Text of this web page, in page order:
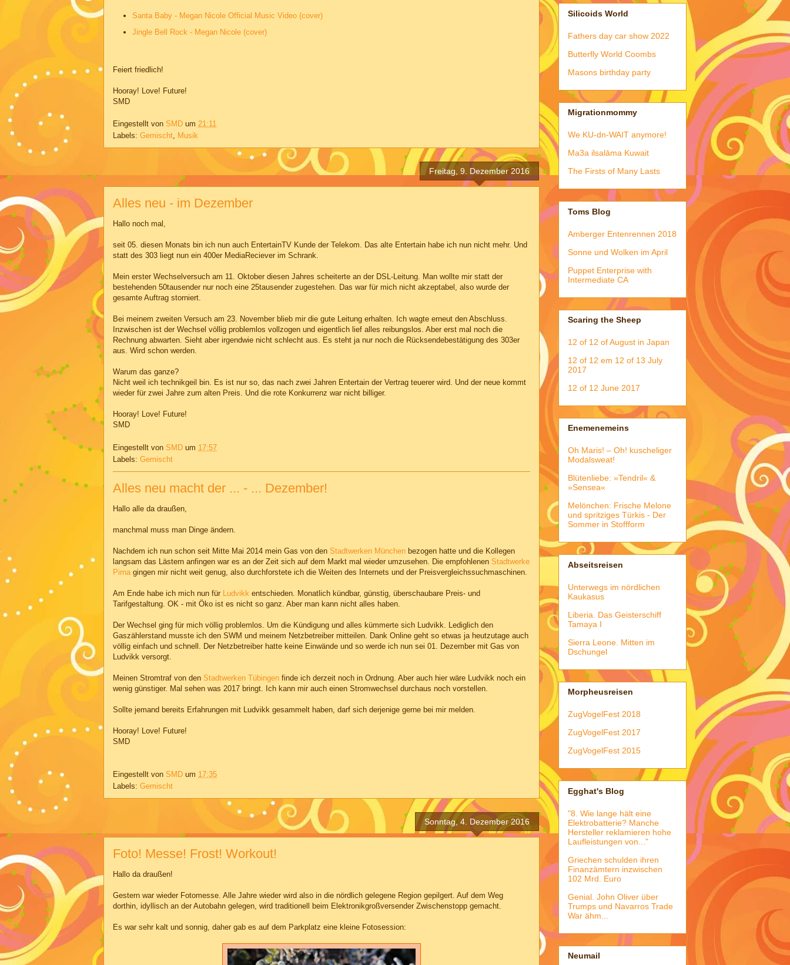
Santa Baby - Megan Nicole Official Music Video (cover)
Jingle Bell Rock - Megan Nicole (cover)
Feiert friedlich!
Hooray! Love! Future!
SMD
Eingestellt von SMD um 21:11
Labels: Gemischt, Musik
Freitag, 9. Dezember 2016
Alles neu - im Dezember
Hallo noch mal,
seit 05. diesen Monats bin ich nun auch EntertainTV Kunde der Telekom. Das alte Entertain habe ich nun nicht mehr. Und
statt des 303 liegt nun ein 400er MediaReciever im Schrank.
Mein erster Wechselversuch am 11. Oktober diesen Jahres scheiterte an der DSL-Leitung. Man wollte mir statt der
bestehenden 50tausender nur noch eine 25tausender zugestehen. Das war für mich nicht akzeptabel, also wurde der
gesamte Auftrag storniert.
Bei meinem zweiten Versuch am 23. November blieb mir die gute Leitung erhalten. Ich wagte erneut den Abschluss.
Inzwischen ist der Wechsel völlig problemlos vollzogen und eigentlich lief alles reibungslos. Aber erst mal noch die
Rechnung abwarten. Sieht aber irgendwie nicht schlecht aus. Es steht ja nur noch die Rücksendebestätigung des 303er
aus. Wird schon werden.
Warum das ganze?
Nicht weil ich technikgeil bin. Es ist nur so, das nach zwei Jahren Entertain der Vertrag teuerer wird. Und der neue kommt
wieder für zwei Jahre zum alten Preis. Und die rote Konkurrenz war nicht billiger.
Hooray! Love! Future!
SMD
Eingestellt von SMD um 17:57
Labels: Gemischt
Alles neu macht der ... - ... Dezember!
Hallo alle da draußen,
manchmal muss man Dinge ändern.
Nachdem ich nun schon seit Mitte Mai 2014 mein Gas von den Stadtwerken München bezogen hatte und die Kollegen
langsam das Lästern anfingen war es an der Zeit sich auf dem Markt mal wieder umzusehen. Die empfohlenen Stadtwerke
Pirna gingen mir nicht weit genug, also durchforstete ich die Weiten des Internets und der Preisvergleichssuchmaschinen.
Am Ende habe ich mich nun für Ludvikk entschieden. Monatlich kündbar, günstig, überschaubare Preis- und
Tarifgestaltung. OK - mit Öko ist es nicht so ganz. Aber man kann nicht alles haben.
Der Wechsel ging für mich völlig problemlos. Um die Kündigung und alles kümmerte sich Ludvikk. Lediglich den
Gaszählerstand musste ich den SWM und meinem Netzbetreiber mitteilen. Dank Online geht so etwas ja heutzutage auch
völlig einfach und schnell. Der Netzbetreiber hatte keine Einwände und so werde ich nun sei 01. Dezember mit Gas von
Ludvikk versorgt.
Meinen Stromtraf von den Stadtwerken Tübingen finde ich derzeit noch in Ordnung. Aber auch hier wäre Ludvikk noch ein
wenig günstiger. Mal sehen was 2017 bringt. Ich kann mir auch einen Stromwechsel durchaus noch vorstellen.
Sollte jemand bereits Erfahrungen mit Ludvikk gesammelt haben, darf sich derjenige gerne bei mir melden.
Hooray! Love! Future!
SMD
Eingestellt von SMD um 17:35
Labels: Gemischt
Sonntag, 4. Dezember 2016
Foto! Messe! Frost! Workout!
Hallo da draußen!
Gestern war wieder Fotomesse. Alle Jahre wieder wird also in die nördlich gelegene Region gepilgert. Auf dem Weg
dorthin, idyllisch an der Autobahn gelegen, wird traditionell beim Elektronikgroßversender Zwischenstopp gemacht.
Es war sehr kalt und sonnig, daher gab es auf dem Parkplatz eine kleine Fotosession:
Silicoids World
Fathers day car show 2022
Butterfly World Coombs
Masons birthday party
Migrationmommy
We KU-dn-WAIT anymore!
Ma3a ilsalāma Kuwait
The Firsts of Many Lasts
Toms Blog
Amberger Entenrennen 2018
Sonne und Wolken im April
Puppet Enterprise with
Intermediate CA
Scaring the Sheep
12 of 12 of August in Japan
12 of 12 em 12 of 13 July
2017
12 of 12 June 2017
Enemenemeins
Oh Maris! – Oh! kuscheliger
Modalsweat!
Blütenliebe: »Tendril« &
»Sensea«
Melönchen: Frische Melone
und spritziges Türkis - Der
Sommer in Stoffform
Abseitsreisen
Unterwegs im nördlichen
Kaukasus
Liberia. Das Geisterschiff
Tamaya I
Sierra Leone. Mitten im
Dschungel
Morpheusreisen
ZugVogelFest 2018
ZugVogelFest 2017
ZugVogelFest 2015
Egghat's Blog
"8. Wie lange hält eine
Elektrobatterie? Manche
Hersteller reklamieren hohe
Laufleistungen von..."
Griechen schulden ihren
Finanzämtern inzwischen
102 Mrd. Euro
Genial. John Oliver über
Trumps und Navarros Trade
War ähm...
Neumail